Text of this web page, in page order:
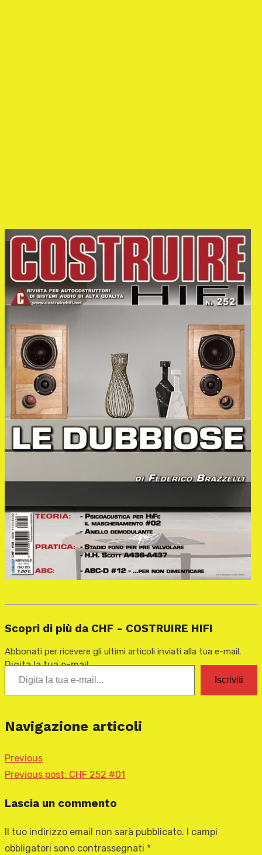
Scopri di più da CHF - COSTRUIRE HIFI
Abbonati per ricevere gli ultimi articoli inviati alla tua e-mail.
Digita la tua e-mail...
Iscriviti
Navigazione articoli
Previous
Previous post: CHF 252 #01
Lascia un commento
Il tuo indirizzo email non sarà pubblicato. I campi
obbligatori sono contrassegnati *